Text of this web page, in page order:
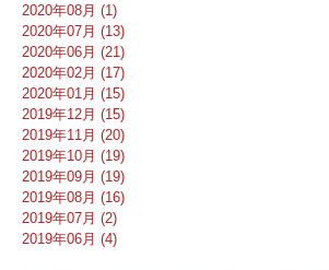
2020年08月 (1)
2020年07月 (13)
2020年06月 (21)
2020年02月 (17)
2020年01月 (15)
2019年12月 (15)
2019年11月 (20)
2019年10月 (19)
2019年09月 (19)
2019年08月 (16)
2019年07月 (2)
2019年06月 (4)